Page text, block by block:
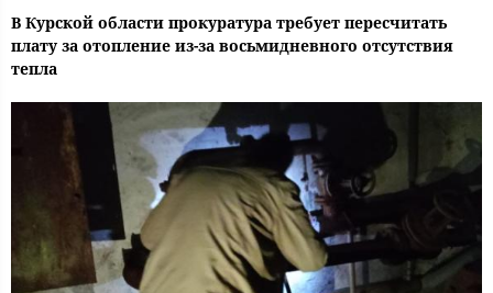
В Курской области прокуратура требует пересчитать
плату за отопление из-за восьмидневного отсутствия
тепла